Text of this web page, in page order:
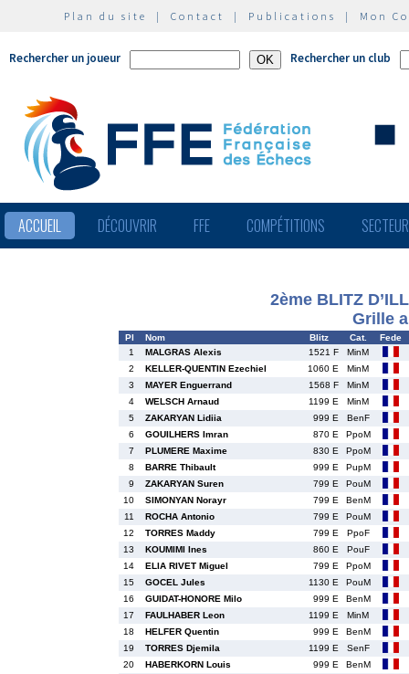
Plan du site | Contact | Publications | Mon
Rechercher un joueur Rechercher un club
ACCUEIL DÉCOUVRIR FFE COMPÉTITIONS
2ème BLITZ
Grille
Pl Nom Blitz Cat.
Fede
1
MALGRAS Alexis 1521 F
MinM
2
KELLER-QUENTIN Ezechiel 1060 E
MinM
3
MAYER Enguerrand 1568 F
MinM
4
WELSCH Arnaud 1199 E
MinM
5
ZAKARYAN Lidiia 999 E
BenF
6
GOUILHERS Imran 870 E
PpoM
7
PLUMERE Maxime 830 E
PpoM
8
BARRE Thibault 999 E
PupM
9
ZAKARYAN Suren 799 E
PouM
10
SIMONYAN Norayr 799 E
BenM
11
ROCHA Antonio 799 E
PouM
12
TORRES Maddy 799 E
PpoF
13
KOUMIMI Ines 860 E
PouF
14
ELIA RIVET Miguel 799 E
PpoM
15
GOCEL Jules 1130 E
PouM
16
GUIDAT-HONORE Milo 999 E
BenM
17
FAULHABER Leon 1199 E
MinM
18
HELFER Quentin 999 E
BenM
19
TORRES Djemila 1199 E
SenF
20
HABERKORN Louis 999 E
BenM